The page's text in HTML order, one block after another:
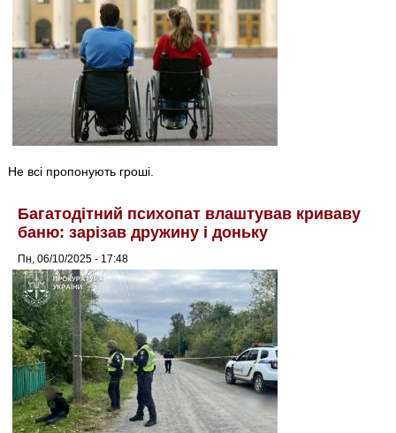
Не всі пропонують гроші.
Багатодітний психопат влаштував криваву
баню: зарізав дружину і доньку
Пн, 06/10/2025 - 17:48